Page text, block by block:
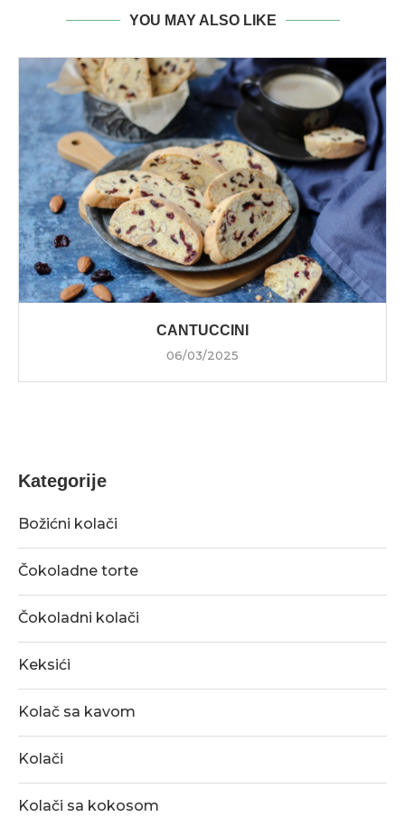
YOU MAY ALSO LIKE
CANTUCCINI
06/03/2025
Kategorije
Božićni kolači
Čokoladne torte
Čokoladni kolači
Keksići
Kolač sa kavom
Kolači
Kolači sa kokosom